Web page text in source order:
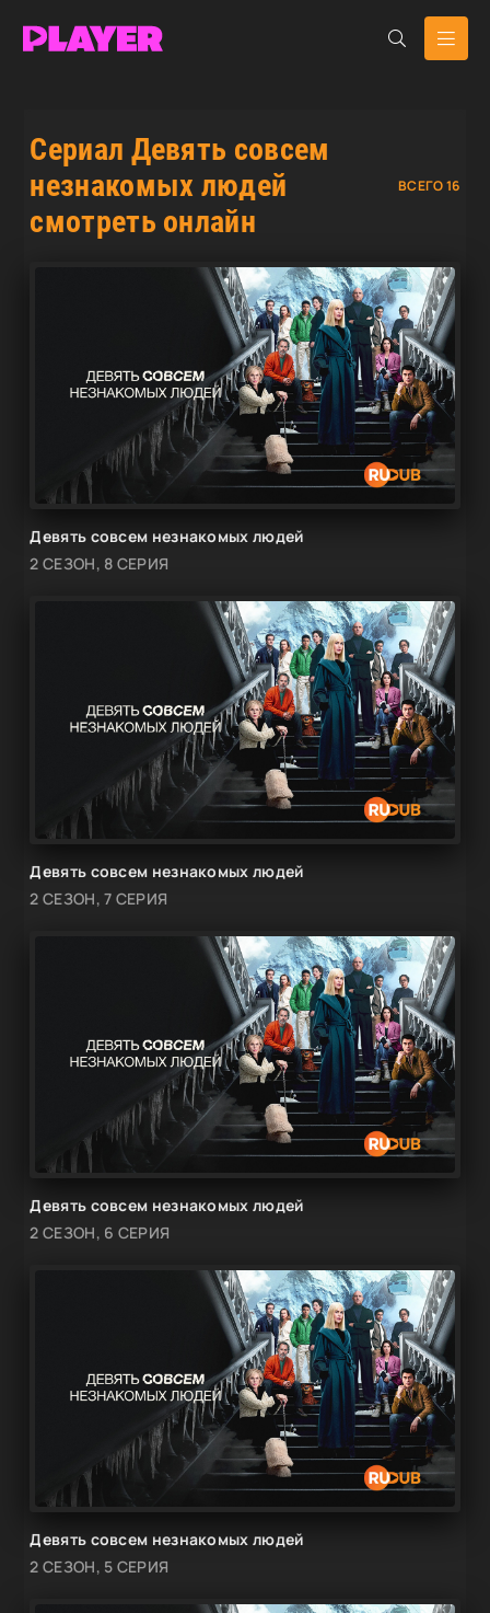
Сериал Девять совсем
незнакомых людей
смотреть онлайн
ВСЕГО 16
Девять совсем незнакомых людей
2 СЕЗОН, 8 СЕРИЯ
Девять совсем незнакомых людей
2 СЕЗОН, 7 СЕРИЯ
Девять совсем незнакомых людей
2 СЕЗОН, 6 СЕРИЯ
Девять совсем незнакомых людей
2 СЕЗОН, 5 СЕРИЯ